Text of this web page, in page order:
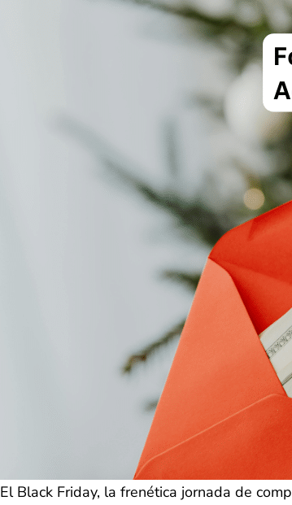
El Black Friday, la frenética jornada de